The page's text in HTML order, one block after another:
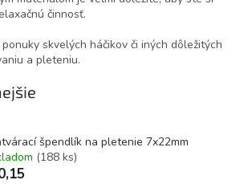
činnosť.
skvelých háčikov či iných dôležitých
a pleteniu.
špendlík na pletenie 7x22mm
(188 ks)